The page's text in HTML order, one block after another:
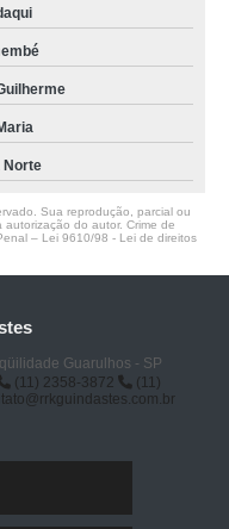
Norte
Sua reprodução, parcial ou
do autor. Crime de
– Lei 9610/98 - Lei de direitos
Guarulhos - SP
(11) 2358-3872
(11)